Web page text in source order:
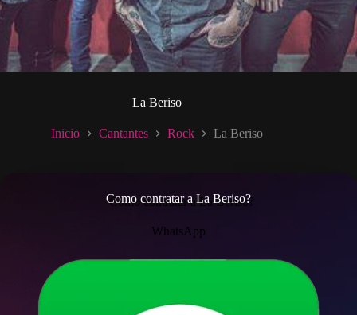
La Beriso
Inicio Cantantes Rock La Beriso
Como contratar a La Beriso?
WhatsApp